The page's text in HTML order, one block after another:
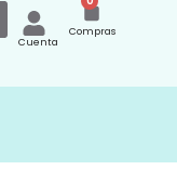
Cuenta
Compras